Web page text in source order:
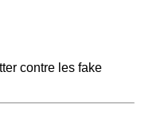
contre les fake